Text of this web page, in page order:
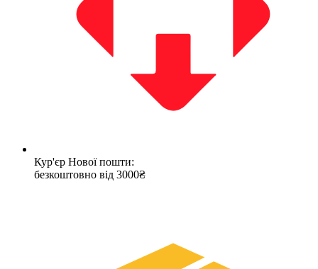
Кур'єр Нової пошти:
безкоштовно від 3000₴